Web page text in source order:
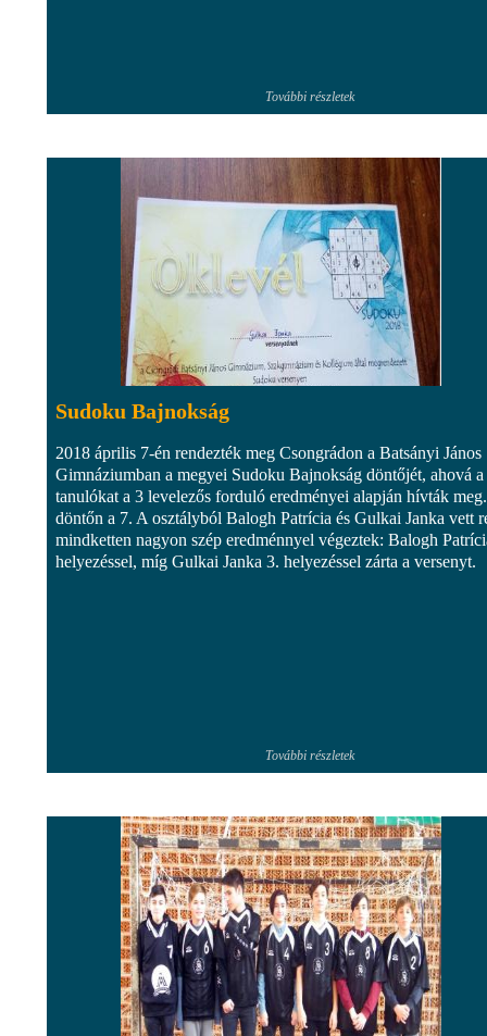
További részletek
Sudoku Bajnokság
2018 április 7-én rendezték meg Csongrádon a Batsányi János
Gimnáziumban a megyei Sudoku Bajnokság döntőjét, ahová a
tanulókat a 3 levelezős forduló eredményei alapján hívták
döntőn a 7. A osztályból Balogh Patrícia és Gulkai Janka vett
mindketten nagyon szép eredménnyel végeztek: Balogh
helyezéssel, míg Gulkai Janka 3. helyezéssel zárta a versenyt.
További részletek